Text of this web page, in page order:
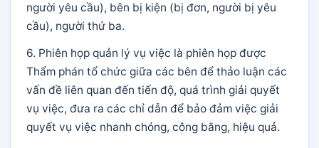
người yêu cầu), bên bị kiện (bị đơn, người bị yêu
cầu), người thứ ba.
6. Phiên họp quản lý vụ việc là phiên họp được
Thẩm phán tổ chức giữa các bên để thảo luận các
vấn đề liên quan đến tiến độ, quá trình giải quyết
vụ việc, đưa ra các chỉ dẫn để bảo đảm việc giải
quyết vụ việc nhanh chóng, công bằng, hiệu quả.